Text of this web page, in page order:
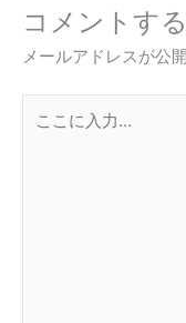
コメントする
メールアドレスが公